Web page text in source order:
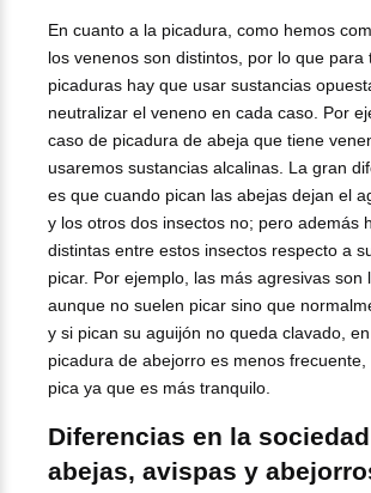
En cuanto a la picadura, como hemos
los venenos son distintos, por lo que para
picaduras hay que usar sustancias
neutralizar el veneno en cada caso. Por
caso de picadura de abeja que tiene
usaremos sustancias alcalinas. La gran
es que cuando pican las abejas dejan el
y los otros dos insectos no; pero además
distintas entre estos insectos respecto a
picar. Por ejemplo, las más agresivas son
aunque no suelen picar sino que
y si pican su aguijón no queda clavado,
picadura de abejorro es menos
pica ya que es más tranquilo.
Diferencias en la
abejas, avispas y